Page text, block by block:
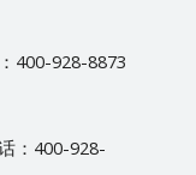
400-928-8873
：400-928-